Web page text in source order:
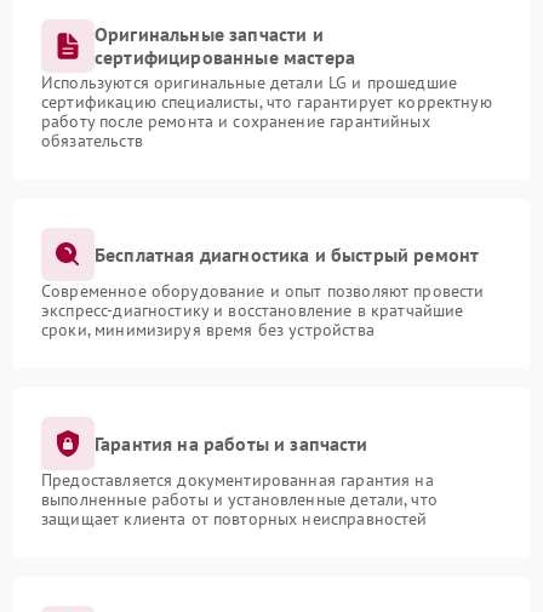
Оригинальные запчасти и
сертифицированные мастера
Используются оригинальные детали LG и прошедшие
сертификацию специалисты, что гарантирует корректную
работу после ремонта и сохранение гарантийных
обязательств
Бесплатная диагностика и быстрый ремонт
Современное оборудование и опыт позволяют провести
экспресс-диагностику и восстановление в кратчайшие
сроки, минимизируя время без устройства
Гарантия на работы и запчасти
Предоставляется документированная гарантия на
выполненные работы и установленные детали, что
защищает клиента от повторных неисправностей